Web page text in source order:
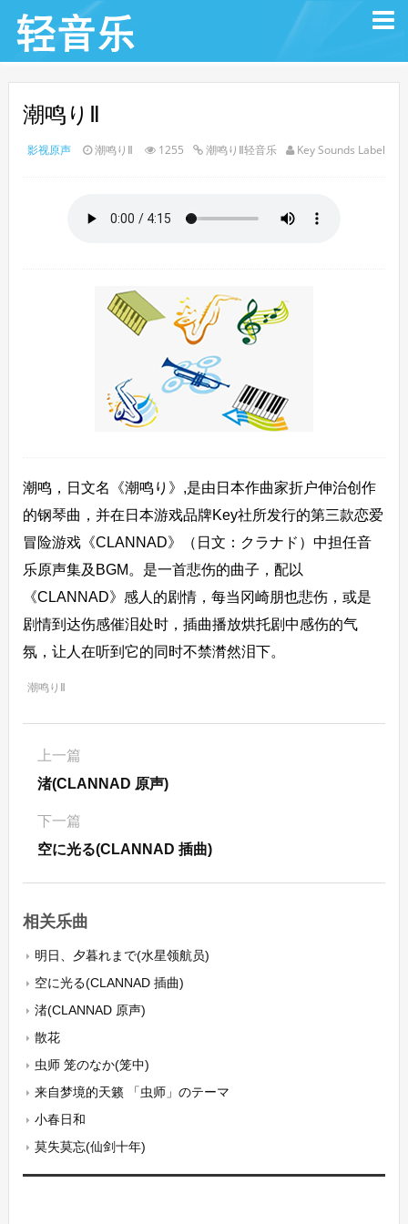
潮鸣りⅡ
影视原声 潮鸣りⅡ 1255 潮鸣りⅡ轻音乐 Key Sounds Label
潮鸣，日文名《潮鸣り》,是由日本作曲家折户伸治创作
的钢琴曲，并在日本游戏品牌Key社所发行的第三款恋爱
冒险游戏《CLANNAD》（日文：クラナド）中担任音
乐原声集及BGM。是一首悲伤的曲子，配以
《CLANNAD》感人的剧情，每当冈崎朋也悲伤，或是
剧情到达伤感催泪处时，插曲播放烘托剧中感伤的气
氛，让人在听到它的同时不禁潸然泪下。
潮鸣りⅡ
上一篇
渚(CLANNAD 原声)
下一篇
空に光る(CLANNAD 插曲)
相关乐曲
明日、夕暮れまで(水星领航员)
空に光る(CLANNAD 插曲)
渚(CLANNAD 原声)
散花
虫师 笼のなか(笼中)
来自梦境的天籁 「虫师」のテーマ
小春日和
莫失莫忘(仙剑十年)